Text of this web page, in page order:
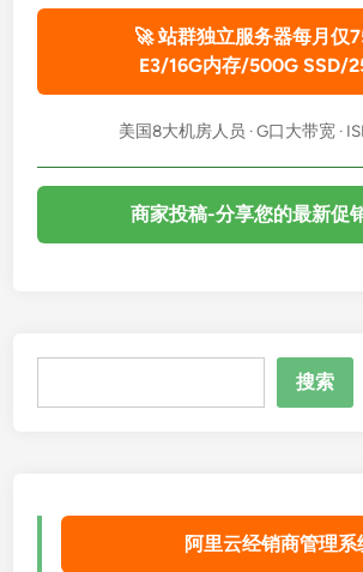
🚀 站群独立服务器每月仅
E3/16G内存/500G SSD/
美国8大机房人员 · G口大带宽 ·
商家投稿-分享您的最新促
搜索
阿里云经销商管理系